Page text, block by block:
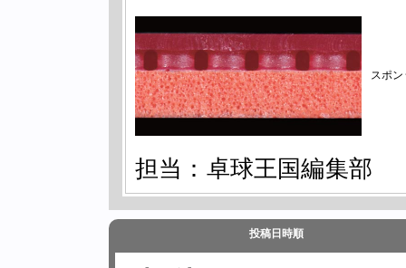
スポ
担当：卓球王国編集部
投稿日時順